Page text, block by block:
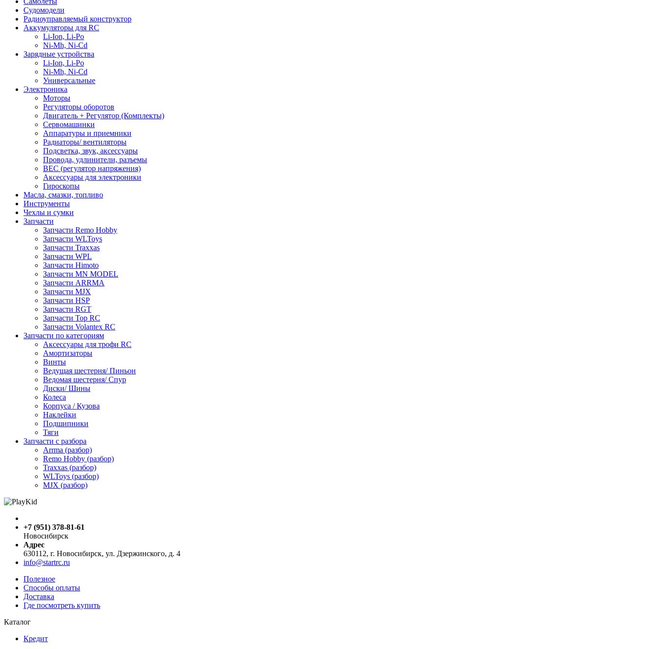
Судомодели
Радиоуправляемый конструктор
Аккумуляторы для RC
Li-Ion, Li-Po
Ni-Mh, Ni-Cd
Зарядные устройства
Li-Ion, Li-Po
Ni-Mh, Ni-Cd
Универсальные
Электроника
Моторы
Регуляторы оборотов
Двигатель + Регулятор (Комплекты)
Сервомашинки
Аппаратуры и приемники
Радиаторы/ вентиляторы
Подсветка, звук, аксессуары
Провода, удлинители, разъемы
BEC (регулятор напряжения)
Аксессуары для электроники
Гироскопы
Масла, смазки, топливо
Инструменты
Чехлы и сумки
Запчасти
Запчасти Remo Hobby
Запчасти WLToys
Запчасти Traxxas
Запчасти WPL
Запчасти Himoto
Запчасти MN MODEL
Запчасти ARRMA
Запчасти MJX
Запчасти HSP
Запчасти RGT
Запчасти Top RC
Запчасти Volantex RC
Запчасти по категориям
Аксессуары для трофи RC
Амортизаторы
Винты
Ведущая шестерня/ Пиньон
Ведомая шестерня/ Спур
Диски/ Шины
Колеса
Корпуса / Кузова
Наклейки
Подшипники
Тяги
Запчасти с разбора
Arrma (разбор)
Remo Hobby (разбор)
Traxxas (разбор)
WLToys (разбор)
MJX (разбор)
+7 (951) 378-81-61
Новосибирск
Адрес
630112, г. Новосибирск, ул. Дзержинского, д. 4
info@startrc.ru
Полезное
Способы оплаты
Доставка
Где посмотреть купить
Каталог
Кредит